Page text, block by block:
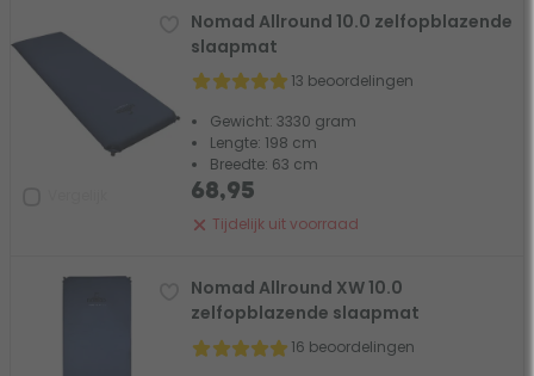
Nomad Allround 10.0 zelfopblazende
slaapmat
13 beoordelingen
Gewicht: 3330 gram
Lengte: 198 cm
Breedte: 63 cm
Tijdelijk uit voorraad
68,95
Nomad Allround XW 10.0
zelfopblazende slaapmat
16 beoordelingen